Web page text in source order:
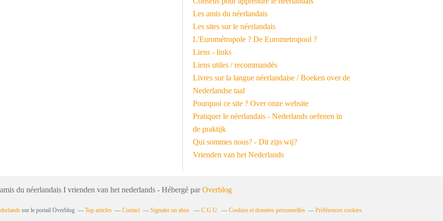
Les amis du néerlandais
Les sites sur le néerlandais
L'Eurométropole ? De Eurometropool ?
Liens - links
Liens utiles / recommandés
Livres sur la langue néerlandaise / Boeken over de
Nederlandse taal
Pourquoi ce site ? Over onze website
Pratiquer le néerlandais - Nederlands oefenen in
de praktijk
Qui sommes nous? - Dit zijn wij?
Vrienden van het Nederlands
du néerlandais I vrienden van het nederlands - Hébergé parOverblog
sur le portail Overblog Top articles Contact Signaler un abus C.G.U. Cookies et données personnelles Préférences cookies